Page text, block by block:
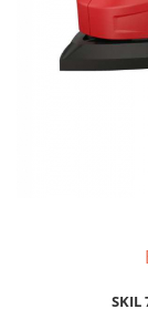
Betoniere
Generatoare
Foarfece de
Masini si